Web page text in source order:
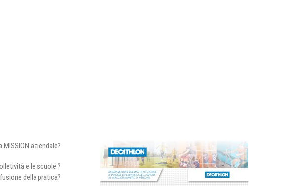
aziendale?
e le scuole ?
della pratica?